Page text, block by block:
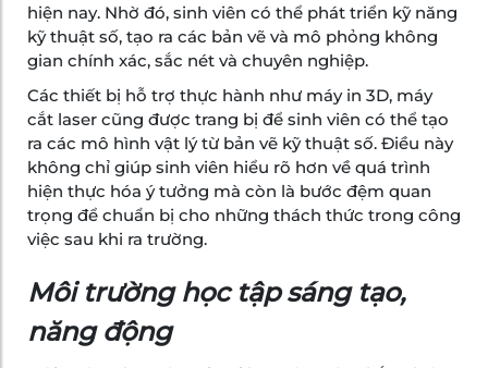
hiện nay. Nhờ đó, sinh viên có thể phát triển kỹ năng
kỹ thuật số, tạo ra các bản vẽ và mô phỏng không
gian chính xác, sắc nét và chuyên nghiệp.
Các thiết bị hỗ trợ thực hành như máy in 3D, máy
cắt laser cũng được trang bị để sinh viên có thể tạo
ra các mô hình vật lý từ bản vẽ kỹ thuật số. Điều này
không chỉ giúp sinh viên hiểu rõ hơn về quá trình
hiện thực hóa ý tưởng mà còn là bước đệm quan
trọng để chuẩn bị cho những thách thức trong công
việc sau khi ra trường.
Môi trường học tập sáng tạo,
năng động